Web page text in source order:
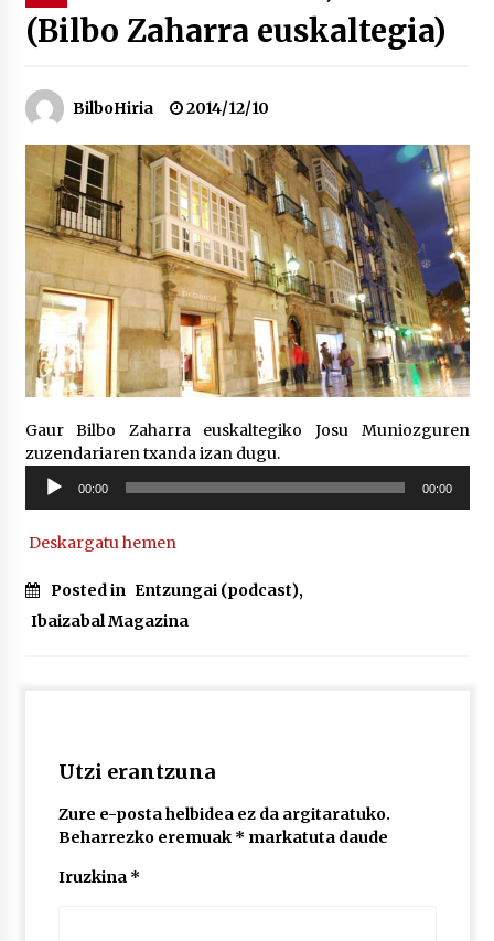
Bakaikuko barnetegitik gazteek egindako saio
berezia
2026/07/16
Tuba eta bonbardinoaren astea, Bilboko
Kontserbatorioan protagonista
2026/07/16
Auzoportala : 1×04 Auzofoniak
2026/07/15
Gaur abitua da Bilbao bbk live jaialdia
2026/07/09
POTTO: San Pedro jaietako bertso-saioa
2026/07/09
isil batekin dator beti
(Bilbo Zaharra euskaltegia)
BilboHiria 2014/12/10
Gaur Bilbo Zaharra euskaltegiko Josu Muniozguren
zuzendariaren txanda izan dugu.
Soinu
erreproduzigailua
00:00 00:00
Deskargatu hemen
Posted in Entzungai (podcast),
Ibaizabal Magazina
Utzi erantzuna
Zure e-posta helbidea ez da argitaratuko.
Beharrezko eremuak * markatuta daude
Iruzkina *